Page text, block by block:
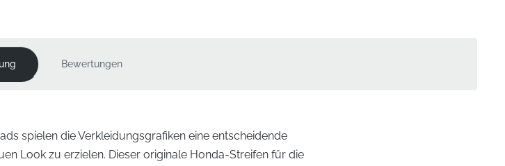
Bewertungen
spielen die Verkleidungsgrafiken eine entscheidende
Look zu erzielen. Dieser originale Honda-Streifen für die